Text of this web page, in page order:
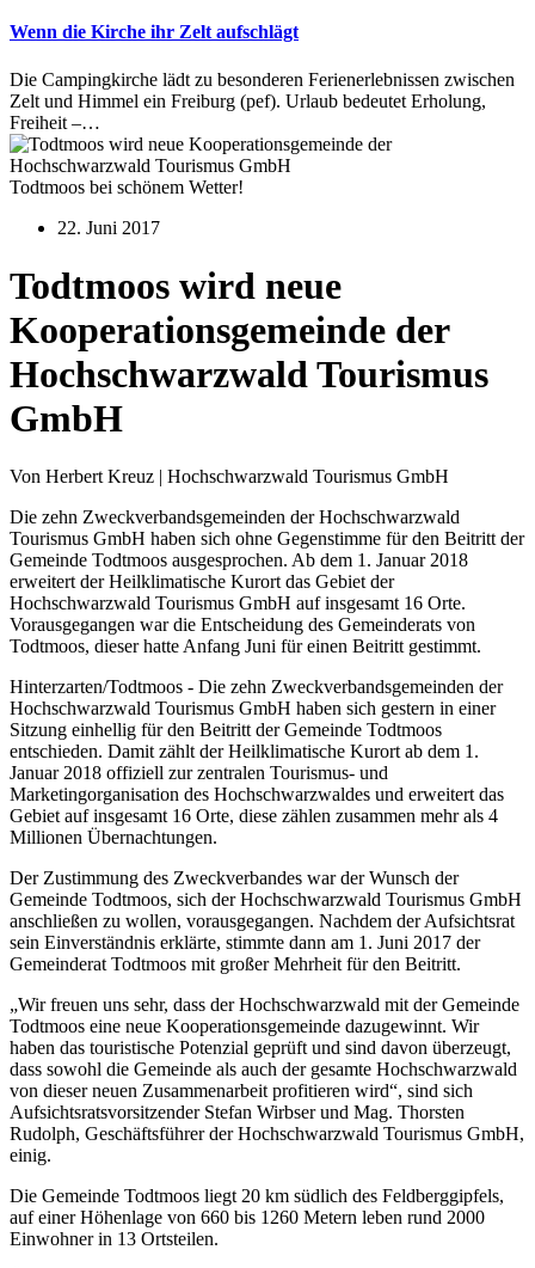
Wenn die Kirche ihr Zelt aufschlägt
Die Campingkirche lädt zu besonderen Ferienerlebnissen zwischen
Zelt und Himmel ein Freiburg (pef). Urlaub bedeutet Erholung,
Freiheit –…
Todtmoos bei schönem Wetter!
22. Juni 2017
Todtmoos wird neue
Kooperationsgemeinde der
Hochschwarzwald Tourismus
GmbH
Von Herbert Kreuz | Hochschwarzwald Tourismus GmbH
Die zehn Zweckverbandsgemeinden der Hochschwarzwald
Tourismus GmbH haben sich ohne Gegenstimme für den Beitritt der
Gemeinde Todtmoos ausgesprochen. Ab dem 1. Januar 2018
erweitert der Heilklimatische Kurort das Gebiet der
Hochschwarzwald Tourismus GmbH auf insgesamt 16 Orte.
Vorausgegangen war die Entscheidung des Gemeinderats von
Todtmoos, dieser hatte Anfang Juni für einen Beitritt gestimmt.
Hinterzarten/Todtmoos - Die zehn Zweckverbandsgemeinden der
Hochschwarzwald Tourismus GmbH haben sich gestern in einer
Sitzung einhellig für den Beitritt der Gemeinde Todtmoos
entschieden. Damit zählt der Heilklimatische Kurort ab dem 1.
Januar 2018 offiziell zur zentralen Tourismus- und
Marketingorganisation des Hochschwarzwaldes und erweitert das
Gebiet auf insgesamt 16 Orte, diese zählen zusammen mehr als 4
Millionen Übernachtungen.
Der Zustimmung des Zweckverbandes war der Wunsch der
Gemeinde Todtmoos, sich der Hochschwarzwald Tourismus GmbH
anschließen zu wollen, vorausgegangen. Nachdem der Aufsichtsrat
sein Einverständnis erklärte, stimmte dann am 1. Juni 2017 der
Gemeinderat Todtmoos mit großer Mehrheit für den Beitritt.
„Wir freuen uns sehr, dass der Hochschwarzwald mit der Gemeinde
Todtmoos eine neue Kooperationsgemeinde dazugewinnt. Wir
haben das touristische Potenzial geprüft und sind davon überzeugt,
dass sowohl die Gemeinde als auch der gesamte Hochschwarzwald
von dieser neuen Zusammenarbeit profitieren wird“, sind sich
Aufsichtsratsvorsitzender Stefan Wirbser und Mag. Thorsten
Rudolph, Geschäftsführer der Hochschwarzwald Tourismus GmbH,
einig.
Die Gemeinde Todtmoos liegt 20 km südlich des Feldberggipfels,
auf einer Höhenlage von 660 bis 1260 Metern leben rund 2000
Einwohner in 13 Ortsteilen.